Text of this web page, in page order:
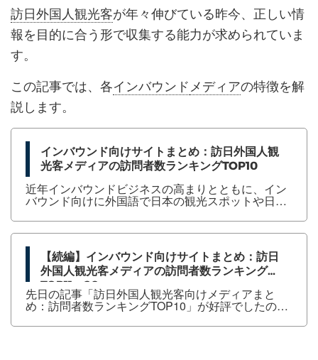
訪日外国人観光客が年々伸びている昨今、正しい情
報を目的に合う形で収集する能力が求められていま
す。
この記事では、各インバウンド メディアの特徴を解
説します。
インバウンド向けサイトまとめ：訪日外国人観
光客メディアの訪問者数ランキングTOP10
近年インバウンドビジネスの高まりとともに、イン
バウンド向けに外国語で日本の観光スポットや日本
きています。 観光庁によれば、訪日外国人観光客
は、日本を訪れる前にスマホやパソコンを用いてイ
ンターネットから情報収集をしています。多くのイ
ンバウンド向けWebサイトやメディアがある中で、
訪日外国人観光客は実際にはどれを見ているのでし
ょうか。本編では、WEBサイトのアクセス解析ツー
ル「SimilarWeb」を活用して、月間訪問者数を基に
ランキング形式で人...
【続編】インバウンド向けサイトまとめ：訪日
外国人観光客メディアの訪問者数ランキング
TOP11〜20
先日の記事「訪日外国人観光客向けメディアまと
め：訪問者数ランキングTOP10」が好評でしたの
ます。最近のインバウンド市場の盛り上あがりにし